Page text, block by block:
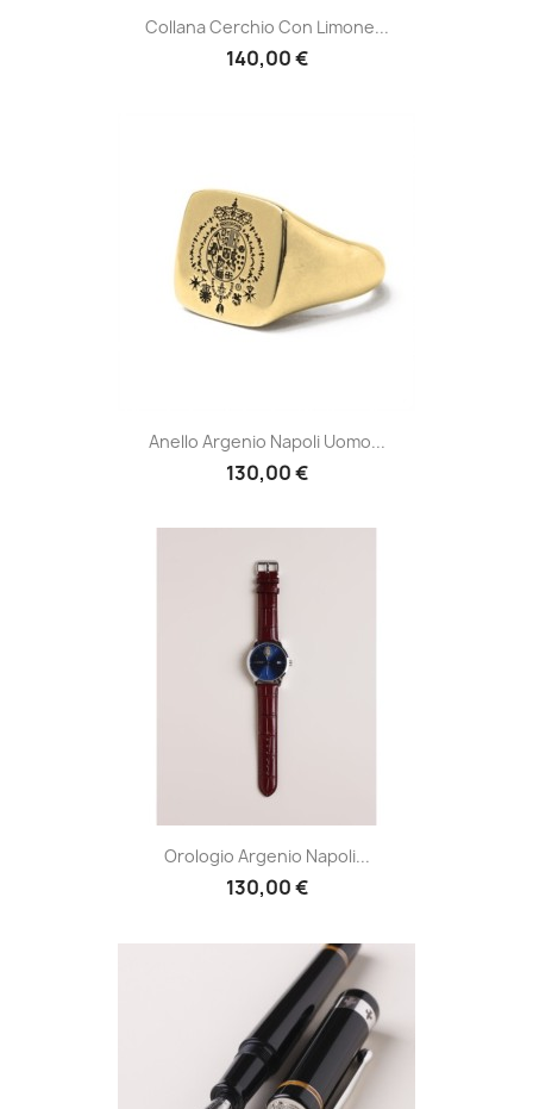
Collana Cerchio Con Limone...
140,00 €
Anello Argenio Napoli Uomo...
130,00 €
Orologio Argenio Napoli...
130,00 €